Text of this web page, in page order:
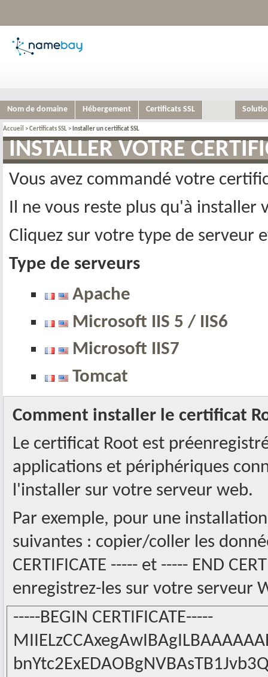
Nom de domaine Hébergement Certificats SSL
Accueil >Certificats SSL > Installer un certificat SSL
INSTALLER VOTRE
Vous avez commandé votre
Il ne vous reste plus qu'à
Cliquez sur votre type de serveur
Type de serveurs
Apache
Microsoft IIS 5 / IIS6
Microsoft IIS7
Tomcat
Comment installer le certificat
Le certificat Root est
applications et périphériques
l'installer sur votre serveur web.
Par exemple, pour une
suivantes : copier/coller les
CERTIFICATE ----- et ----- END
enregistrez-les sur votre serveur
-----BEGIN CERTIFICATE-----